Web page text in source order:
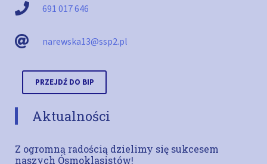
691 017 646
narewska13@ssp2.pl
PRZEJDŹ DO BIP
Aktualności
Z ogromną radością dzielimy się sukcesem
naszych Ósmoklasistów!